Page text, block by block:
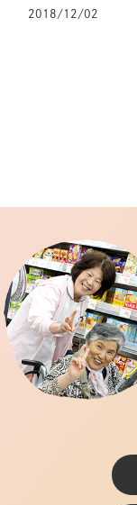
2018/12/02